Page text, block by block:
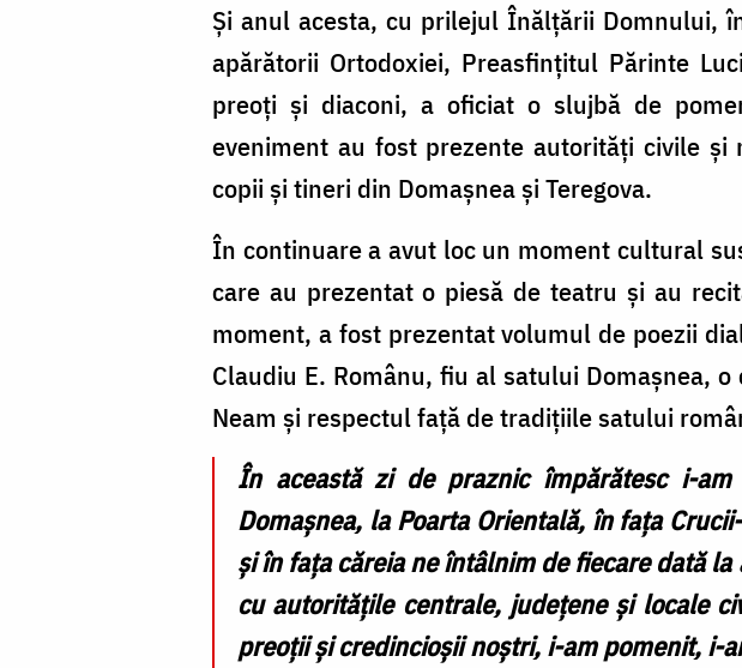
Și anul acesta, cu prilejul Înălțării Domnului,
apărătorii Ortodoxiei, Preasfințitul Părinte
preoți și diaconi, a oficiat o slujbă de
eveniment au fost prezente autorități civile
copii și tineri din Domașnea și Teregova.
În continuare a avut loc un moment cultural
care au prezentat o piesă de teatru și au
moment, a fost prezentat volumul de poezii
Claudiu E. Românu, fiu al satului Domașnea,
Neam și respectul față de tradițiile satului
În această zi de praznic împărătesc i-
Domașnea, la Poarta Orientală, în fața
și în fața căreia ne întâlnim de fiecare dată
cu autoritățile centrale, județene și locale
preoții și credincioșii noștri, i-am pomenit, i-